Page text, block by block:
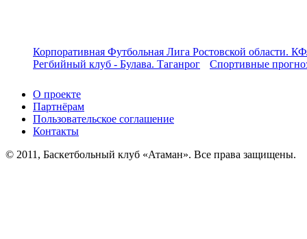
Корпоративная Футбольная Лига Ростовской области.
Регбийный клуб - Булава. Таганрог
Спортивные
О проекте
Партнёрам
Пользовательское соглашение
Контакты
© 2011, Баскетбольный клуб «Атаман». Все права защищены.